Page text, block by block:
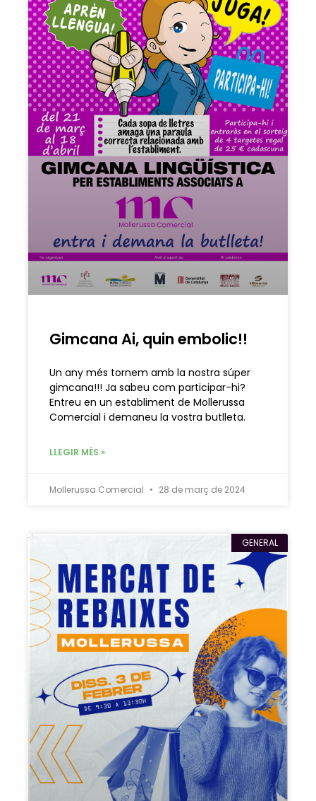
Gimcana Ai, quin embolic!!
Un any més tornem amb la nostra súper
gimcana!!! Ja sabeu com participar-hi?
Entreu en un establiment de Mollerussa
Comercial i demaneu la vostra butlleta.
LLEGIR MÉS »
Mollerussa Comercial 28 de març de 2024
GENERAL